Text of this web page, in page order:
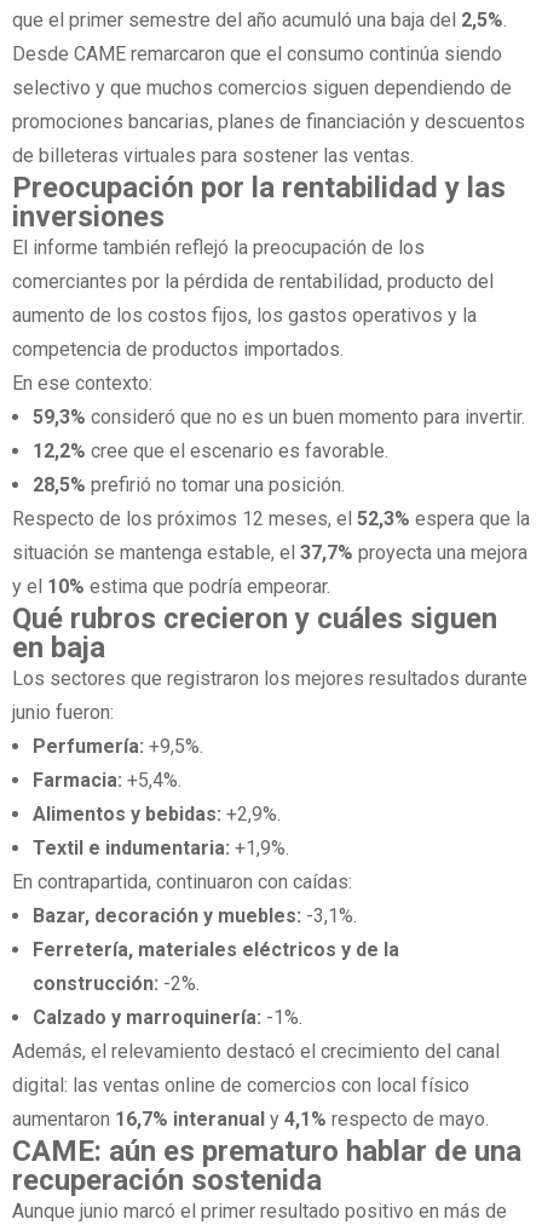
que el primer semestre del año acumuló una baja del 2,5%.
Desde CAME remarcaron que el consumo continúa siendo
selectivo y que muchos comercios siguen dependiendo de
promociones bancarias, planes de financiación y descuentos
de billeteras virtuales para sostener las ventas.
Preocupación por la rentabilidad y las
inversiones
El informe también reflejó la preocupación de los
comerciantes por la pérdida de rentabilidad, producto del
aumento de los costos fijos, los gastos operativos y la
competencia de productos importados.
En ese contexto:
59,3% consideró que no es un buen momento para invertir.
12,2% cree que el escenario es favorable.
28,5% prefirió no tomar una posición.
Respecto de los próximos 12 meses, el 52,3% espera que la
situación se mantenga estable, el 37,7% proyecta una mejora
y el 10% estima que podría empeorar.
Qué rubros crecieron y cuáles siguen
en baja
Los sectores que registraron los mejores resultados durante
junio fueron:
Perfumería: +9,5%.
Farmacia: +5,4%.
Alimentos y bebidas: +2,9%.
Textil e indumentaria: +1,9%.
En contrapartida, continuaron con caídas:
Bazar, decoración y muebles: -3,1%.
Ferretería, materiales eléctricos y de la
construcción: -2%.
Calzado y marroquinería: -1%.
Además, el relevamiento destacó el crecimiento del canal
digital: las ventas online de comercios con local físico
aumentaron 16,7% interanual y 4,1% respecto de mayo.
CAME: aún es prematuro hablar de una
recuperación sostenida
Aunque junio marcó el primer resultado positivo en más de